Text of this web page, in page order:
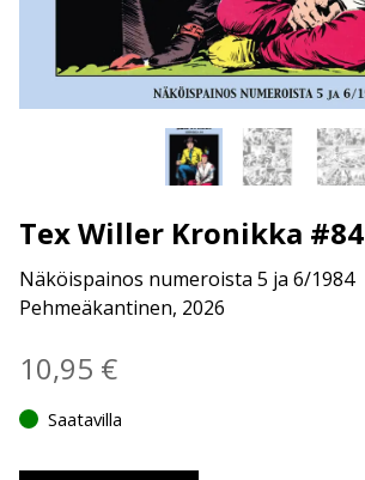
Tex Willer Kronikka #84
Näköispainos numeroista 5 ja 6/1984
Pehmeäkantinen, 2026
10,95 €
Saatavilla